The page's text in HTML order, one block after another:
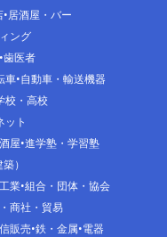
居酒屋・バー
ング
歯医者
車 自動車・輸送機器
校・高校
ット
屋 進学塾・学習塾
）
業 組合・団体・協会
商社・貿易
販売 鉄・金属 電器